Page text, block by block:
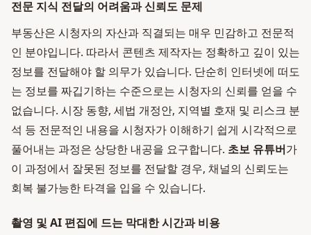
전문 지식 전달의 어려움과 신뢰도 문제
부동산은 시청자의 자산과 직결되는 매우 민감하고 전문적
인 분야입니다. 따라서 콘텐츠 제작자는 정확하고 깊이 있는
정보를 전달해야 할 의무가 있습니다. 단순히 인터넷에 떠도
는 정보를 짜깁기하는 수준으로는 시청자의 신뢰를 얻을 수
없습니다. 시장 동향, 세법 개정안, 지역별 호재 및 리스크 분
석 등 전문적인 내용을 시청자가 이해하기 쉽게 시각적으로
풀어내는 과정은 상당한 내공을 요구합니다. 초보 유튜버가
이 과정에서 잘못된 정보를 전달할 경우, 채널의 신뢰도는
회복 불가능한 타격을 입을 수 있습니다.
촬영 및 AI 편집에 드는 막대한 시간과 비용